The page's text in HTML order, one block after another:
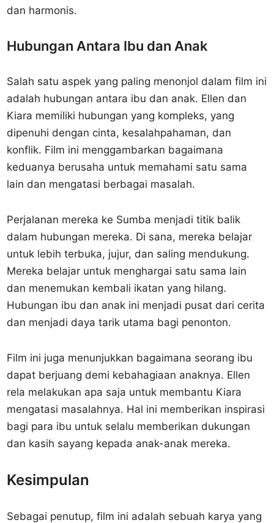
dan harmonis.
Hubungan Antara Ibu dan Anak
Salah satu aspek yang paling menonjol dalam film ini
adalah hubungan antara ibu dan anak. Ellen dan
Kiara memiliki hubungan yang kompleks, yang
dipenuhi dengan cinta, kesalahpahaman, dan
konflik. Film ini menggambarkan bagaimana
keduanya berusaha untuk memahami satu sama
lain dan mengatasi berbagai masalah.
Perjalanan mereka ke Sumba menjadi titik balik
dalam hubungan mereka. Di sana, mereka belajar
untuk lebih terbuka, jujur, dan saling mendukung.
Mereka belajar untuk menghargai satu sama lain
dan menemukan kembali ikatan yang hilang.
Hubungan ibu dan anak ini menjadi pusat dari cerita
dan menjadi daya tarik utama bagi penonton.
Film ini juga menunjukkan bagaimana seorang ibu
dapat berjuang demi kebahagiaan anaknya. Ellen
rela melakukan apa saja untuk membantu Kiara
mengatasi masalahnya. Hal ini memberikan inspirasi
bagi para ibu untuk selalu memberikan dukungan
dan kasih sayang kepada anak-anak mereka.
Kesimpulan
Sebagai penutup, film ini adalah sebuah karya yang